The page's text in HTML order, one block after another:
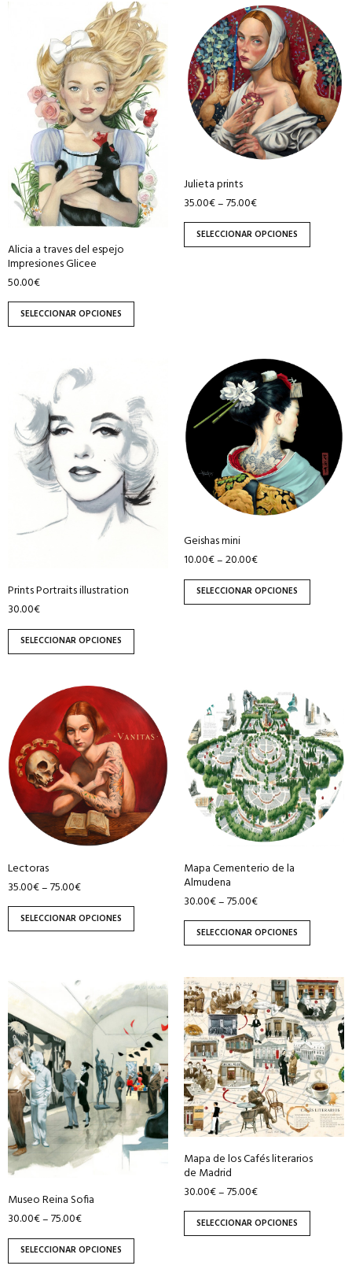
producto producto
Alicia a traves del espejo
Impresiones Glicee
50.00€
SELECCIONAR OPCIONES
Este
múltiples
variantes.
opciones
pueden
elegir
en
página
de
producto
Julieta prints
35.00€–75.00€
SELECCIONAR OPCIONES
producto
tiene
múltiples
variantes.
Las
opciones
elegir
en
la
página
Prints Portraits illustration
30.00€
SELECCIONAR OPCIONES
producto
tiene
múltiples
variantes.
Las
opciones
pueden
la
página
producto
Geishas mini
10.00€–20.00€
SELECCIONAR OPCIONES
producto
tiene
múltiples
variantes.
Las
opciones
elegir
en
la
página
Lectoras
35.00€–75.00€
SELECCIONAR OPCIONES
producto
tiene
múltiples
variantes.
Las
opciones
elegir
en
la
página
Mapa Cementerio de la
Almudena
30.00€–75.00€
SELECCIONAR OPCIONES
producto
tiene
múltiples
variantes.
Las
opciones
elegir
en
la
página
de
Museo Reina Sofia
30.00€–75.00€
SELECCIONAR OPCIONES
Este
producto
tiene
múltiples
variantes.
Las
opciones
se
pueden
elegir
la
página
de
producto
Mapa de los Cafés literarios
de Madrid
30.00€–75.00€
SELECCIONAR OPCIONES
Este
producto
tiene
múltiples
variantes.
Las
opciones
se
pueden
elegir
en
página
de